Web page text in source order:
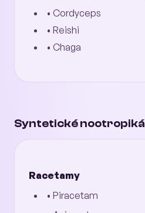
• Cordyceps
• Reishi
• Chaga
Syntetické nootropiká
Racetamy
• Piracetam